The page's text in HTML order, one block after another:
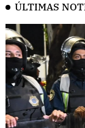
ÚLTIMAS